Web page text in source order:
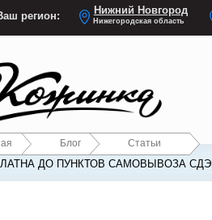
регион: Нижний Новгород
Нижегородская область
Блог Статьи
ДО ПУНКТОВ САМОВЫВОЗА